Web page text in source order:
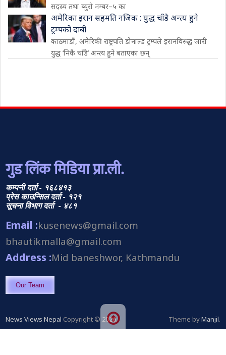
सदस्य तथा ब्युरो नम्बर–५ का
अमेरिका इरान सहमति नजिक : युद्ध चाँडै अन्त्य हुने
ट्रम्पको दाबी
काठमाडौं, अमेरिकी राष्ट्रपति डोनाल्ड ट्रम्पले इरानविरुद्ध जारी
युद्ध ‘निकै चाँडै’ अन्त्य हुने बताएका छन्
गुड लिंक मिडिया प्रा.ली.
कम्पनी दर्ता - १६८४१३
प्रेस काउन्सिल दर्ता - १२१
सूचना विभाग दर्ता - ४८१
Email :kusenews@gmail.com
bhautikmalla@gmail.com
Address :Mid baneshwor, Kathmandu
Our Team
News Views Nepal Copyright © 2026. Theme byManjil.